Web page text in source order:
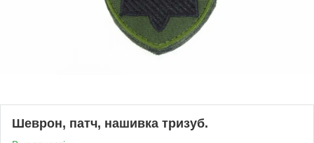
Шеврон, патч, нашивка тризуб.